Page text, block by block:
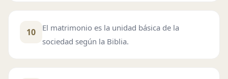
10
El matrimonio es la unidad básica de la
sociedad según la Biblia.